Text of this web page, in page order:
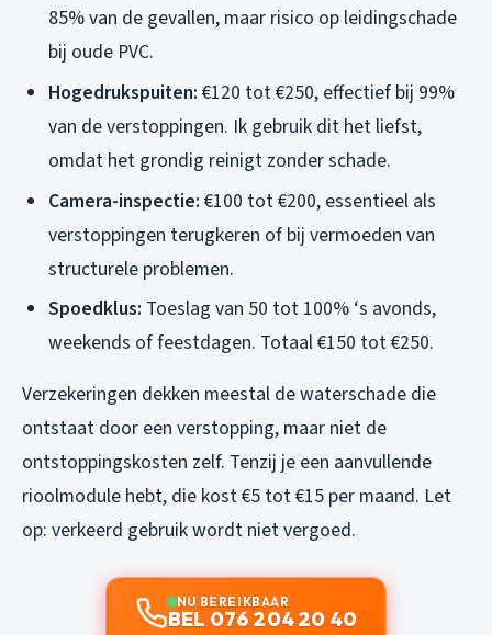
85% van de gevallen, maar risico op leidingschade
bij oude PVC.
Hogedrukspuiten: €120 tot €250, effectief bij 99%
van de verstoppingen. Ik gebruik dit het liefst,
omdat het grondig reinigt zonder schade.
Camera-inspectie: €100 tot €200, essentieel als
verstoppingen terugkeren of bij vermoeden van
structurele problemen.
Spoedklus: Toeslag van 50 tot 100% ‘s avonds,
weekends of feestdagen. Totaal €150 tot €250.
Verzekeringen dekken meestal de waterschade die
ontstaat door een verstopping, maar niet de
ontstoppingskosten zelf. Tenzij je een aanvullende
rioolmodule hebt, die kost €5 tot €15 per maand. Let
op: verkeerd gebruik wordt niet vergoed.
NU BEREIKBAAR
BEL 076 204 20 40